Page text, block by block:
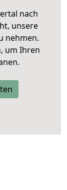
nach
unsere
nehmen.
um Ihren